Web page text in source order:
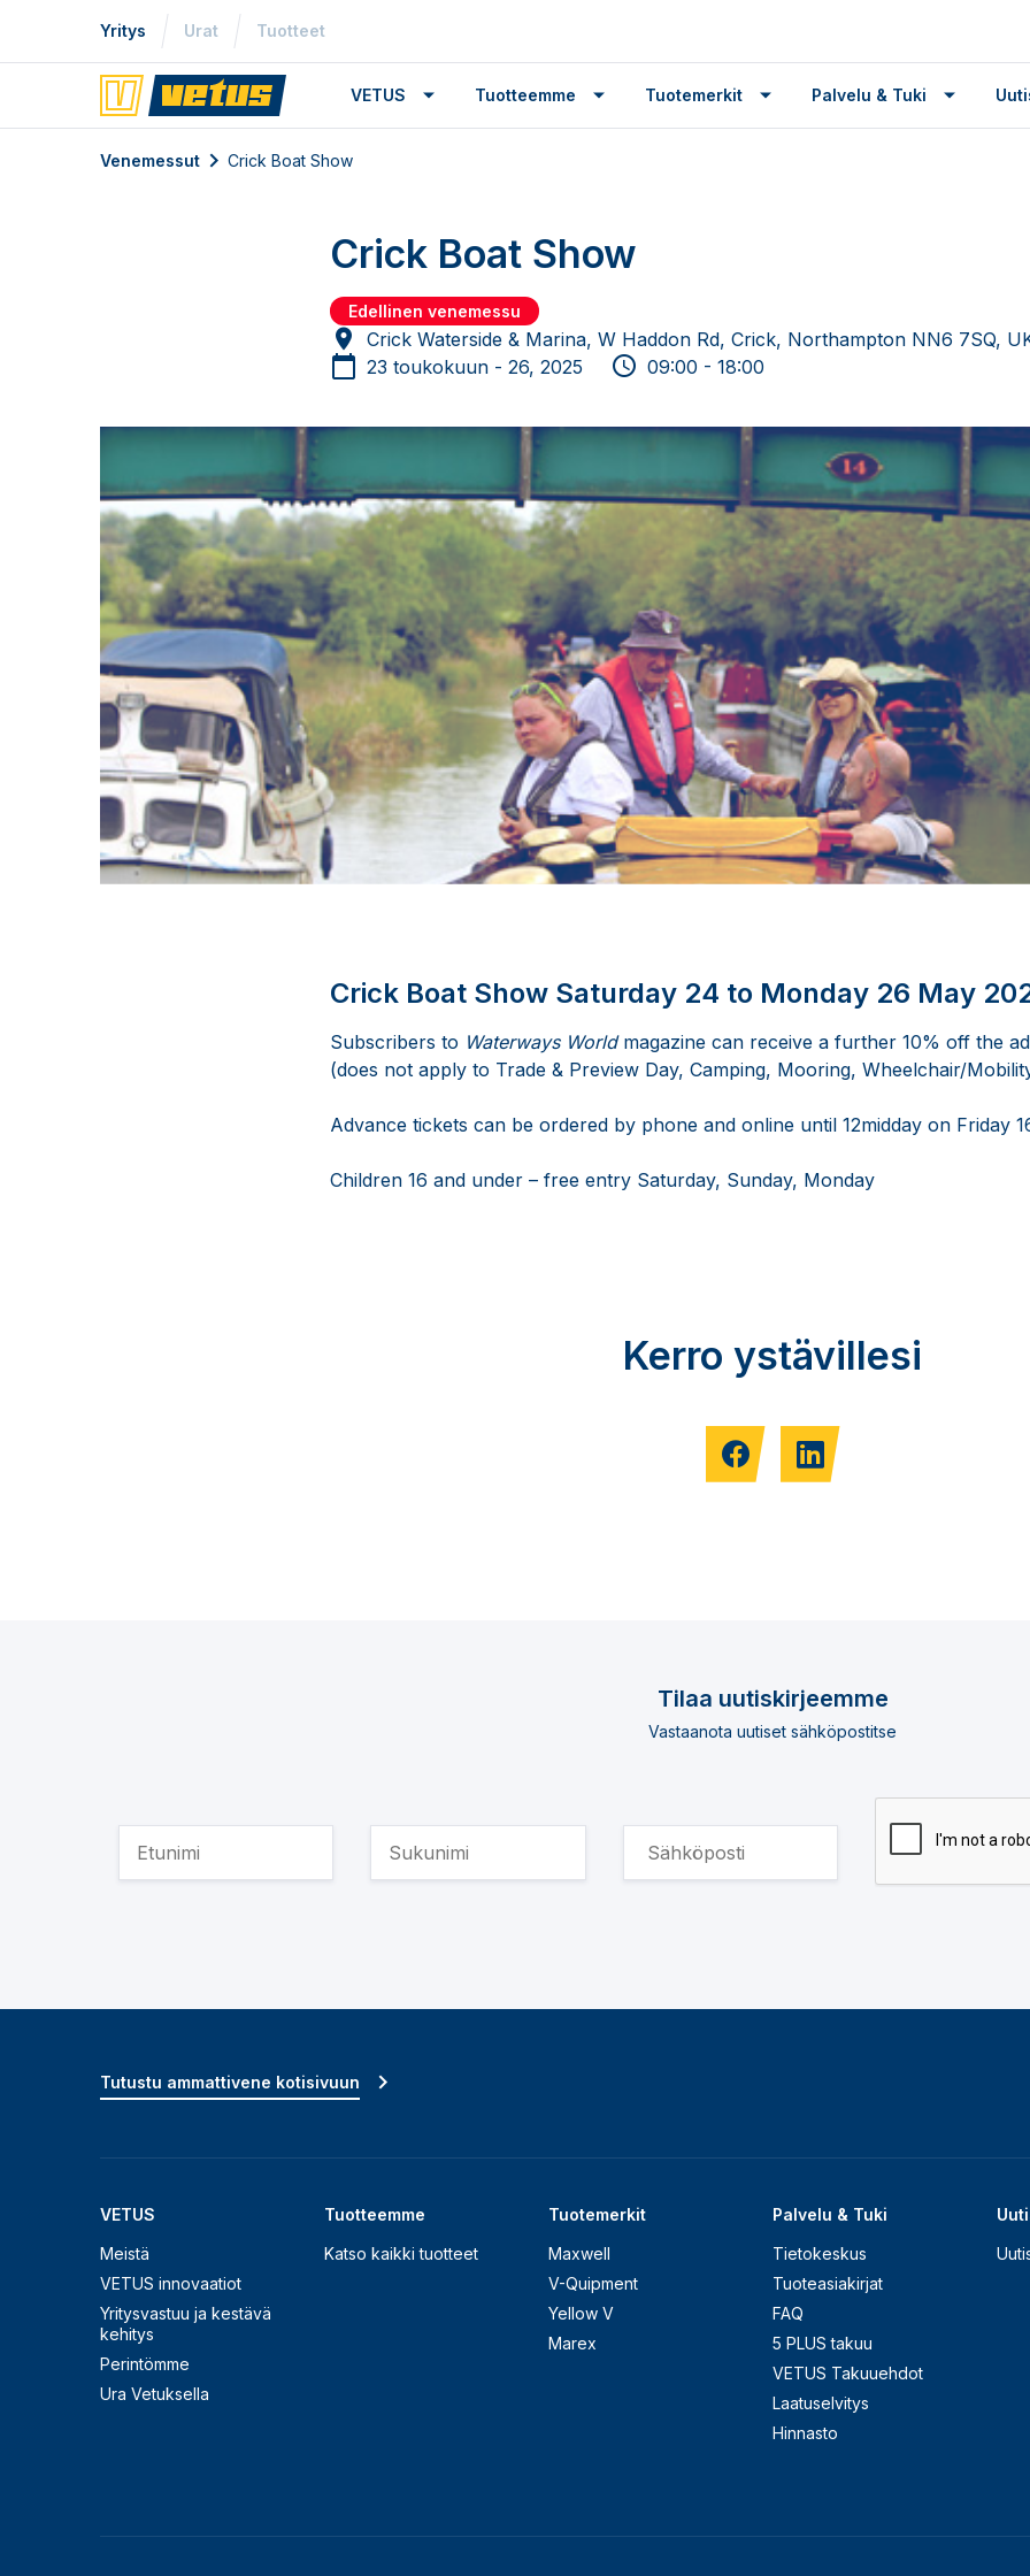
Yritys Urat Tuotteet
VETUS Tuotteemme Tuotemerkit Palvelu & Tuki
Venemessut Crick Boat Show
Crick Boat Show
Edellinen venemessu
Crick Waterside & Marina, W Haddon Rd, Crick, Northampton NN6 7SQ,
23 toukokuun - 26, 2025
09:00 - 18:00
Crick Boat Show Saturday 24 to Monday 26 May
Subscribers to Waterways World magazine can receive a further 10% off the
(does not apply to Trade & Preview Day, Camping, Mooring, Wheelchair/
Advance tickets can be ordered by phone and online until 12midday on Friday
Children 16 and under – free entry Saturday, Sunday, Monday
Kerro ystävillesi
Tilaa uutiskirjeemme
Vastaanota uutiset sähköpostitse
VETUS
Meistä
VETUS innovaatiot
Yritysvastuu ja kestävä
kehitys
Perintömme
Ura Vetuksella
Tuotteemme
Katso kaikki tuotteet
Tuotemerkit
Maxwell
V-Quipment
Yellow V
Marex
Palvelu & Tuki
Tietokeskus
Tuoteasiakirjat
FAQ
5 PLUS takuu
VETUS Takuuehdot
Laatuselvitys
Hinnasto
Tutustu ammattivene kotisivuun